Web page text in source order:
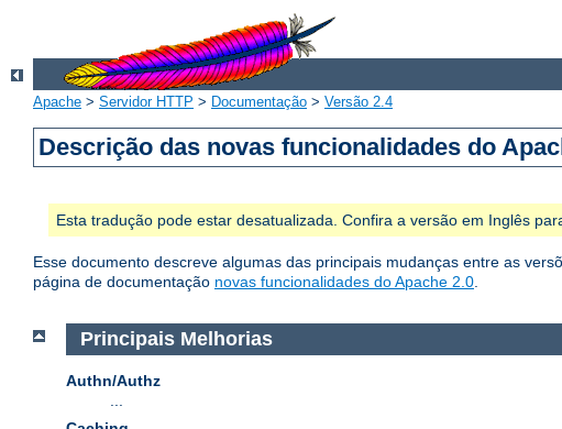
Apache > Servidor HTTP > Documentação > Versão 2.4
Descrição das novas funcionalidades do
Esta tradução pode estar desatualizada. Confira a versão em Inglês
Esse documento descreve algumas das principais mudanças entre as
página de documentação novas funcionalidades do Apache 2.0.
Principais Melhorias
Authn/Authz